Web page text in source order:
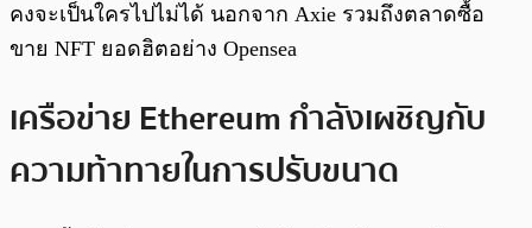
คงจะเป็นใครไปไม่ได้ นอกจาก Axie รวมถึงตลาดซื้อ
ขาย NFT ยอดฮิตอย่าง Opensea
เครือข่าย Ethereum กำลังเผชิญกับ
ความท้าทายในการปรับขนาด